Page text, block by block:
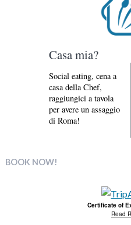
Casa mia?
Social eating, cena a
casa della Chef,
raggiungici a tavola
per avere un assaggio
di Roma!
BOOK NOW!
Certificate of
Read